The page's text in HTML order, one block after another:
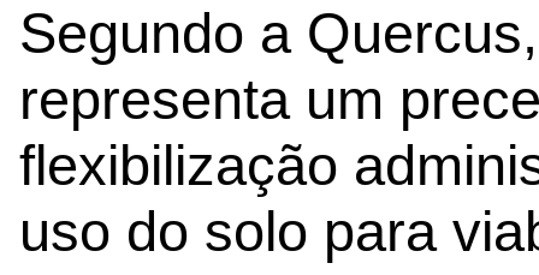
Segundo a
representa um
flexibilização
uso do solo para